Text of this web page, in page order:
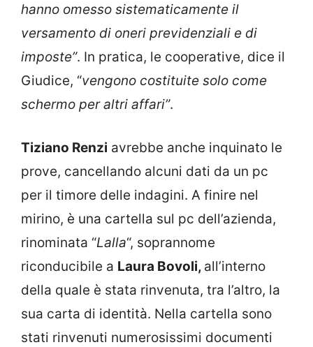
hanno omesso sistematicamente il
versamento di oneri previdenziali e di
imposte”. In pratica, le cooperative, dice il
Giudice, “vengono costituite solo come
schermo per altri affari”.
Tiziano Renzi avrebbe anche inquinato le
prove, cancellando alcuni dati da un pc
per il timore delle indagini. A finire nel
mirino, è una cartella sul pc dell’azienda,
rinominata “Lalla“, soprannome
riconducibile a Laura Bovoli, all’interno
della quale è stata rinvenuta, tra l’altro, la
sua carta di identità. Nella cartella sono
stati rinvenuti numerosissimi documenti